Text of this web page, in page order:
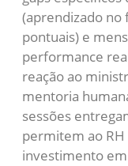
(aprendizado no
pontuais) e
performance
reação ao
mentoria
sessões
permitem ao
investimento